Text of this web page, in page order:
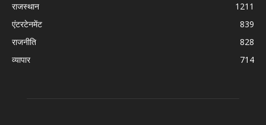
राजस्थान
1211
एंटरटेनमेंट
839
राजनीति
828
व्यापार
714